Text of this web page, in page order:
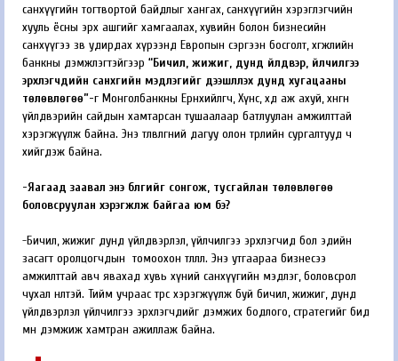
санхүүгийн тогтвортой байдлыг хангах, санхүүгийн хэрэглэгчийн
хууль ёсны эрх ашгийг хамгаалах, хувийн болон бизнесийн
санхүүгээ зөв удирдах хүрээнд Европын сэргээн босголт, хөгжлийн
банкны дэмжлэгтэйгээр “Бичил, жижиг, дунд үйлдвэр, үйлчилгээ
эрхлэгчдийн санхүүгийн мэдлэгийг дээшлүүлэх дунд хугацааны
төлөвлөгөө”-г Монголбанкны Ерөнхийлөгч, Хүнс, хөдөө аж ахуй, хөнгөн
үйлдвэрийн сайдын хамтарсан тушаалаар батлуулан амжилттай
хэрэгжүүлж байна. Энэ төлөвлөгөөний дагуу олон төрлийн сургалтууд ч
хийгдэж байна.
-Яагаад заавал энэ бүлгийг сонгож, тусгайлан төлөвлөгөө
боловсруулан хэрэгжүүлж байгаа юм бэ?
-Бичил, жижиг дунд үйлдвэрлэл, үйлчилгээ эрхлэгчид бол эдийн
засагт оролцогчдын томоохон төлөөлөл. Энэ утгаараа бизнесээ
амжилттай авч явахад хувь хүний санхүүгийн мэдлэг, боловсрол
чухал нөлөөтэй. Тийм учраас төрөөс хэрэгжүүлж буй бичил, жижиг, дунд
үйлдвэрлэл үйлчилгээ эрхлэгчдийг дэмжих бодлого, стратегийг бид
мөн дэмжиж хамтран ажиллаж байна.